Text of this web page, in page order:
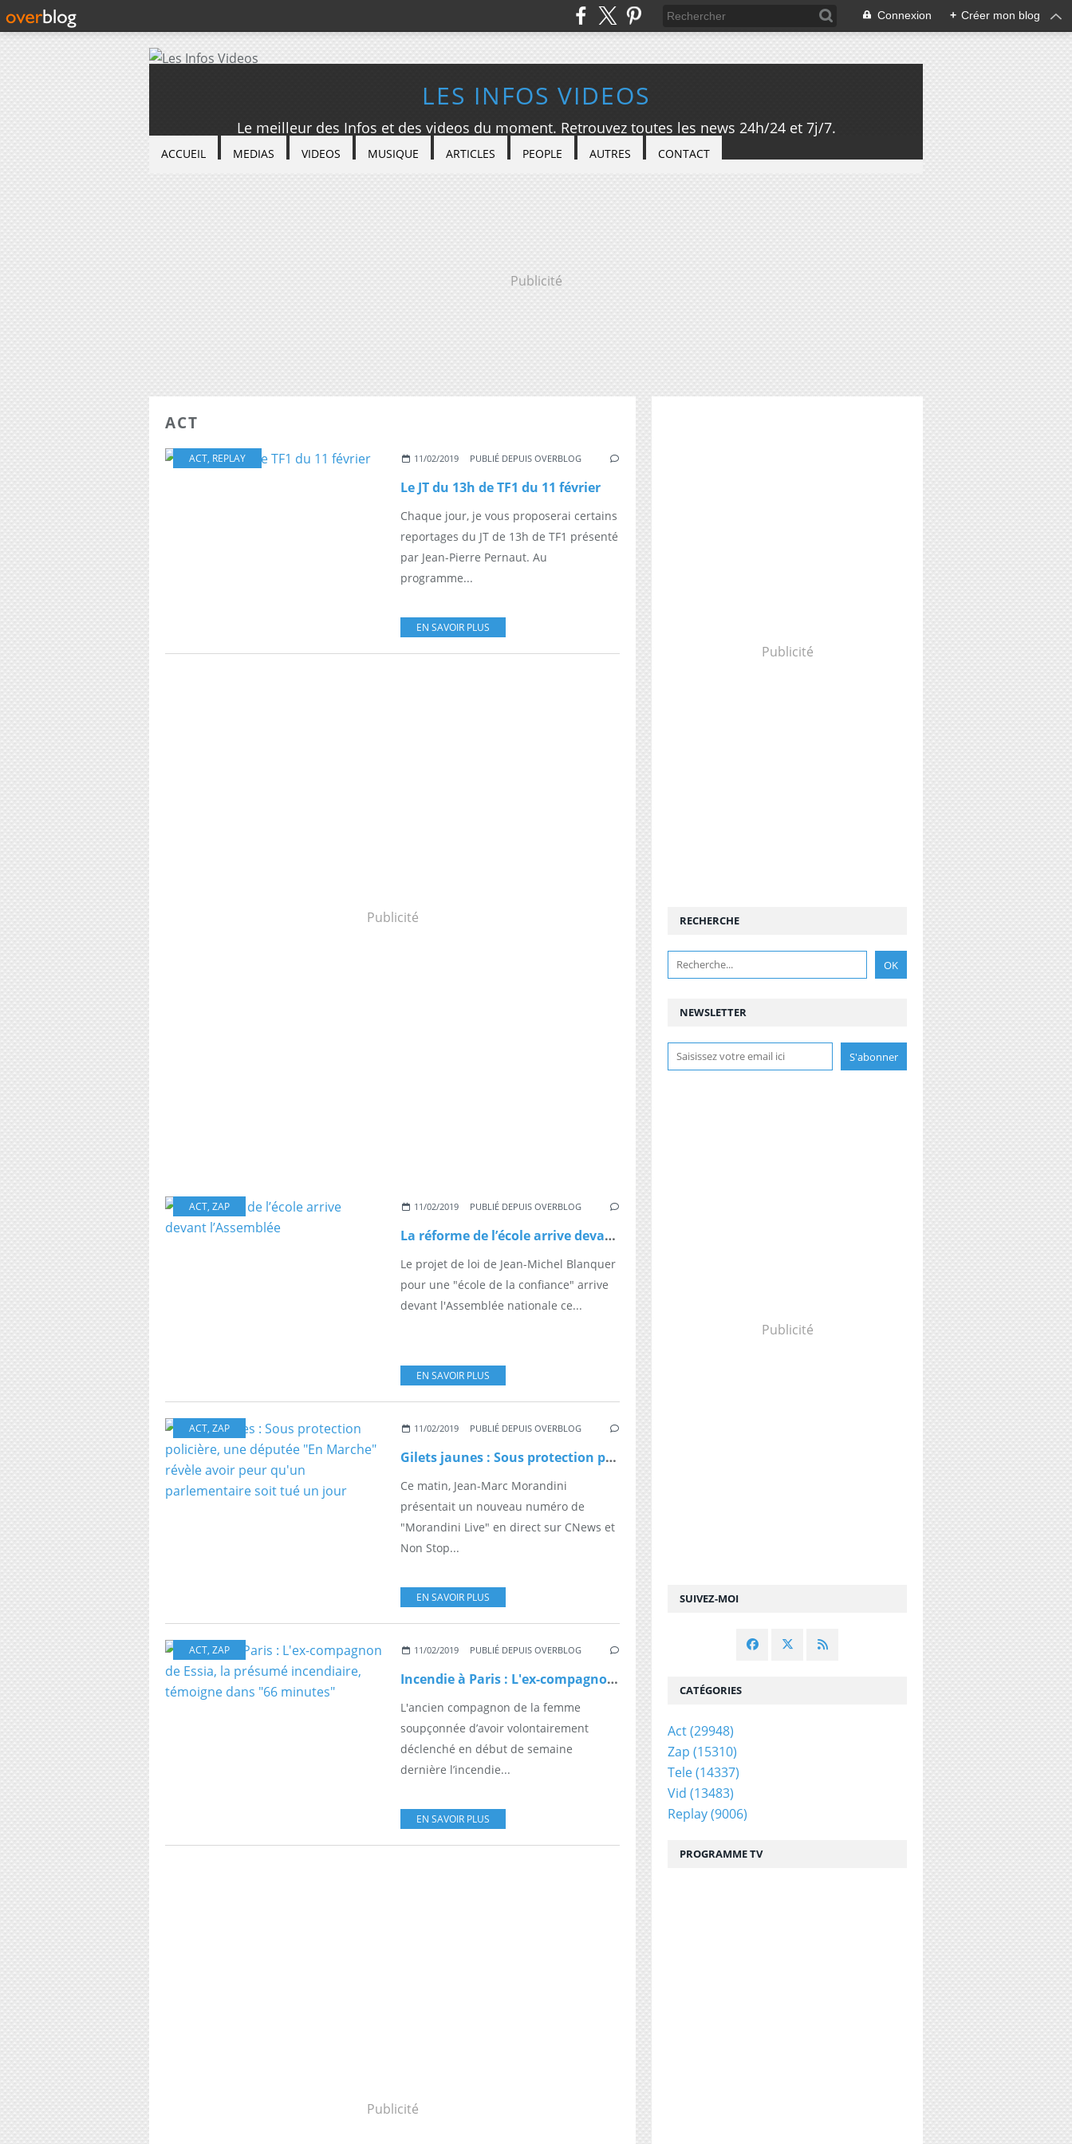
Connexion + Créer mon blog
LES INFOS VIDEOS
Le meilleur des Infos et des videos du moment. Retrouvez toutes les news 24h/24 et 7j/7.
ACCUEIL MEDIAS VIDEOS MUSIQUE ARTICLES PEOPLE AUTRES CONTACT
Publicité
ACT
ACT, REPLAY 11/02/2019 PUBLIÉ DEPUIS OVERBLOG
Le JT du 13h de TF1 du 11 février
Chaque jour, je vous proposerai certains
reportages du JT de 13h de TF1 présenté
par Jean-Pierre Pernaut. Au
programme...
EN SAVOIR PLUS
Publicité
ACT, ZAP 11/02/2019 PUBLIÉ DEPUIS OVERBLOG
La réforme de l’école arrive devant l’Assemblée
Le projet de loi de Jean-Michel Blanquer
pour une "école de la confiance" arrive
devant l'Assemblée nationale ce...
EN SAVOIR PLUS
ACT, ZAP 11/02/2019 PUBLIÉ DEPUIS OVERBLOG
Gilets jaunes : Sous protection policière, une députée "En Marche" révèle avoir peur qu'un parlementaire soit tué un jour
Ce matin, Jean-Marc Morandini
présentait un nouveau numéro de
"Morandini Live" en direct sur CNews et
Non Stop...
EN SAVOIR PLUS
ACT, ZAP 11/02/2019 PUBLIÉ DEPUIS OVERBLOG
Incendie à Paris : L'ex-compagnon de Essia, la présumé incendiaire, témoigne dans "66 minutes"
L'ancien compagnon de la femme
soupçonnée d’avoir volontairement
déclenché en début de semaine
dernière l’incendie...
EN SAVOIR PLUS
Publicité
Publicité
NEWSLETTER
SUIVEZ-MOI
RECHERCHE
Publicité
CATÉGORIES
Act(29948)
Zap (15310)
Tele(14337)
Vid (13483)
Replay(9006)
PROGRAMME TV